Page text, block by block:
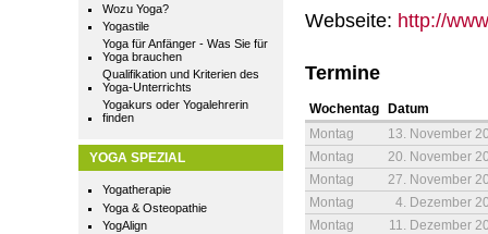
Wozu Yoga?
Yogastile
Yoga für Anfänger - Was Sie für
Yoga brauchen
Qualifikation und Kriterien des
Yoga-Unterrichts
Yogakurs oder Yogalehrerin
finden
YOGA SPEZIAL
Yogatherapie
Yoga & Osteopathie
YogAlign
Webseite: http://
Termine
Wochentag
Datum
Montag
13. November
Montag
20. November
Montag
27. November
Montag
4. Dezember
Montag
11. Dezember